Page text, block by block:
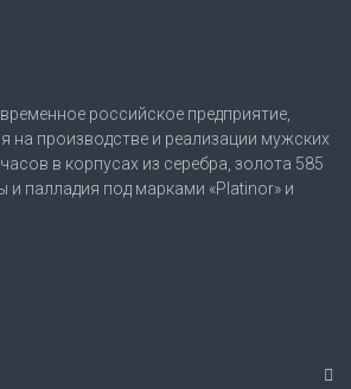
российское предприятие,
на производстве и реализации мужских
в корпусах из серебра, золота 585
и палладия под марками «Platinor» и